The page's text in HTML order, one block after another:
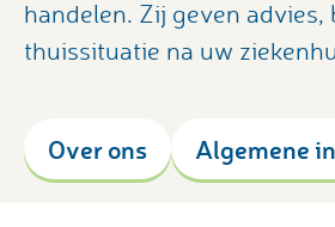
handelen. Zij geven
thuissituatie na uw
Over ons Algemene